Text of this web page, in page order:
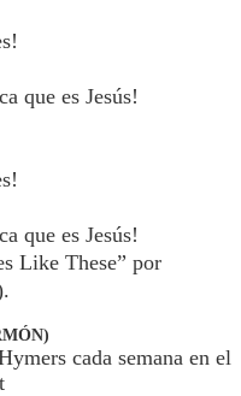
que es Jesús!
que es Jesús!
Like These” por
cada semana en el